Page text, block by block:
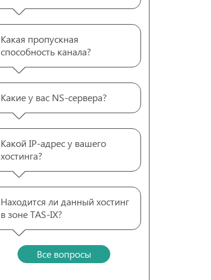
Какая пропускная
способность канала?
Какие у вас NS-сервера?
Какой IP-адрес у вашего
хостинга?
Находится ли данный хостинг
в зоне TAS-IX?
Все вопросы